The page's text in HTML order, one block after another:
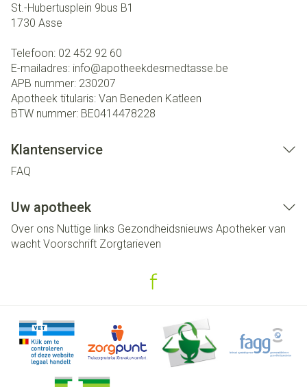
St.-Hubertusplein 9bus B1
1730 Asse
Telefoon: 02 452 92 60
E-mailadres: info@apotheekdesmedtasse.be
APB nummer: 230207
Apotheek titularis: Van Beneden Katleen
BTW nummer: BE0414478228
Klantenservice
FAQ
Uw apotheek
Over ons Nuttige links Gezondheidsnieuws Apotheker van
wacht Voorschrift Zorgtarieven